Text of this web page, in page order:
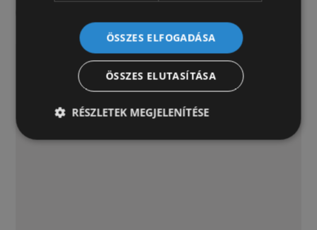
ÖSSZES ELFOGADÁSA
ÖSSZES ELUTASÍTÁSA
RÉSZLETEK MEGJELENÍTÉSE